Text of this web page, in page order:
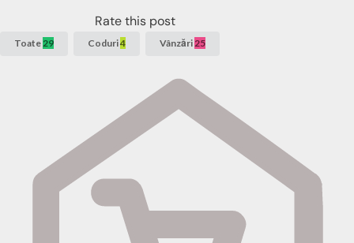
Rate this post
Toate29 Coduri4 Vânzări25